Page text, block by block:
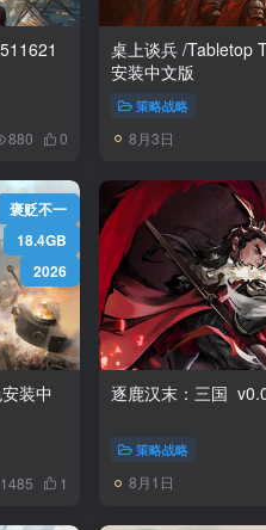
880 0
桌上谈兵 /Tabletop Tavern
安装中文版
策略战略
8月3日
褒贬不一
18.4GB
2026
1485 1
策略战略
8月1日